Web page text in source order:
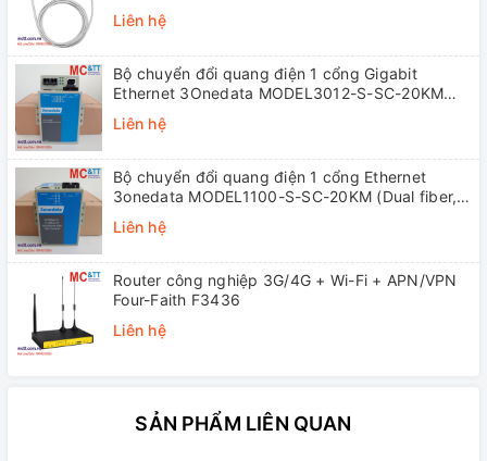
Liên hệ
Bộ chuyển đổi quang điện 1 cổng Gigabit
Ethernet 3Onedata MODEL3012-S-SC-20KM
Liên hệ
Bộ chuyển đổi quang điện 1 cổng Ethernet
3onedata MODEL1100-S-SC-20KM (Dual fiber,
Liên hệ
Router công nghiệp 3G/4G + Wi-Fi + APN/VPN
Four-Faith F3436
Liên hệ
SẢN PHẨM LIÊN QUAN